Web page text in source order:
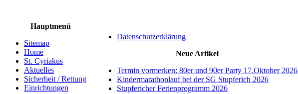
Hauptmenü
Sitemap
Home
St. Cyriakus
Aktuelles
Sicherheit / Rettung
Einrichtungen
Datenschutzerklärung
Neue Artikel
Termin vormerken: 80er und 90er Party 17.Oktober 2026
Kindermarathonlauf bei der SG Stupferich 2026
Stupfericher Ferienprogramm 2026